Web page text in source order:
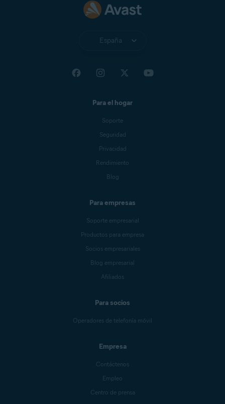
España
Para el hogar
Soporte
Seguridad
Privacidad
Rendimiento
Blog
Para empresas
Soporte empresarial
Productos para empresa
Socios empresariales
Blog empresarial
Afiliados
Para socios
Operadores de telefonía móvil
Empresa
Contáctenos
Empleo
Centro de prensa